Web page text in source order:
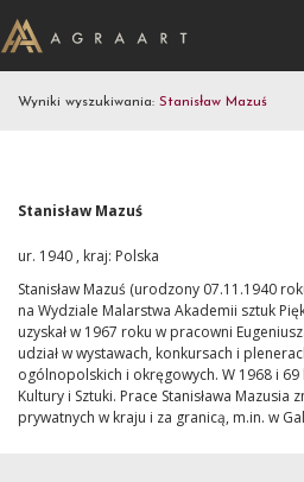
Wyniki wyszukiwania: Stanisław Mazuś
Stanisław Mazuś
ur. 1940 , kraj: Polska
Stanisław Mazuś (urodzony 07.11.1940
na Wydziale Malarstwa Akademii sztuk
uzyskał w 1967 roku w pracowni
udział w wystawach, konkursach i
ogólnopolskich i okręgowych. W 1968 i 69
Kultury i Sztuki. Prace Stanisława Mazusia
prywatnych w kraju i za granicą, m.in. w